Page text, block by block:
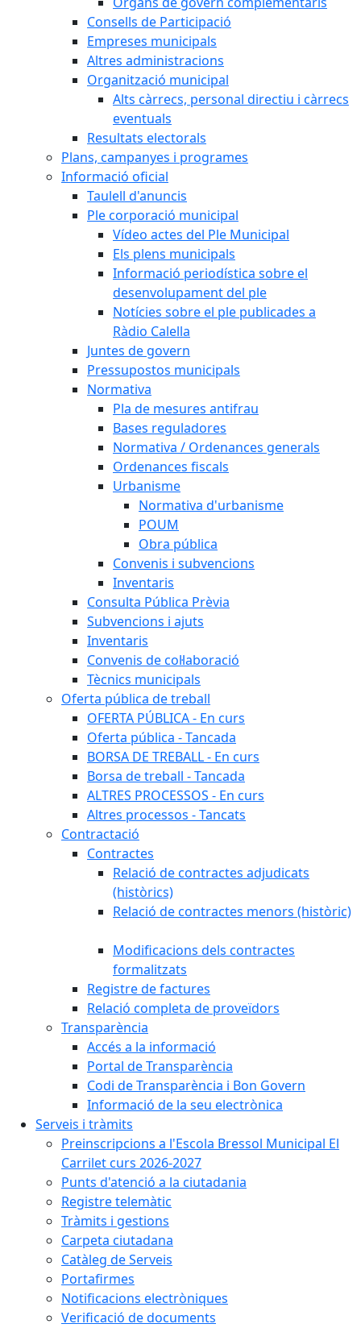
Consells de Participació
Empreses municipals
Altres administracions
Organització municipal
Alts càrrecs, personal directiu i càrrecs
eventuals
Resultats electorals
Plans, campanyes i programes
Informació oficial
Taulell d'anuncis
Ple corporació municipal
Vídeo actes del Ple Municipal
Els plens municipals
Informació periodística sobre el
desenvolupament del ple
Notícies sobre el ple publicades a
Ràdio Calella
Juntes de govern
Pressupostos municipals
Normativa
Pla de mesures antifrau
Bases reguladores
Normativa / Ordenances generals
Ordenances fiscals
Urbanisme
Normativa d'urbanisme
POUM
Obra pública
Convenis i subvencions
Inventaris
Consulta Pública Prèvia
Subvencions i ajuts
Inventaris
Convenis de col·laboració
Tècnics municipals
Oferta pública de treball
OFERTA PÚBLICA - En curs
Oferta pública - Tancada
BORSA DE TREBALL - En curs
Borsa de treball - Tancada
ALTRES PROCESSOS - En curs
Altres processos - Tancats
Contractació
Contractes
Relació de contractes adjudicats
(històrics)
Relació de contractes menors (històric)
Modificacions dels contractes
formalitzats
Registre de factures
Relació completa de proveïdors
Transparència
Accés a la informació
Portal de Transparència
Codi de Transparència i Bon Govern
Informació de la seu electrònica
Serveis i tràmits
Preinscripcions a l'Escola Bressol Municipal El
Carrilet curs 2026-2027
Punts d'atenció a la ciutadania
Registre telemàtic
Tràmits i gestions
Carpeta ciutadana
Catàleg de Serveis
Portafirmes
Notificacions electròniques
Verificació de documents